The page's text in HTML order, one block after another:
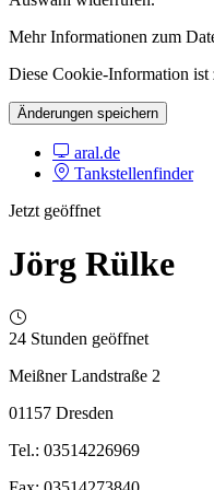
Mehr Informationen zum
Diese Cookie-Information ist
Änderungen speichern
aral.de
Tankstellenfinder
Jetzt geöffnet
Jörg Rülke
24 Stunden geöffnet
Meißner Landstraße 2
01157 Dresden
Tel.: 03514226969